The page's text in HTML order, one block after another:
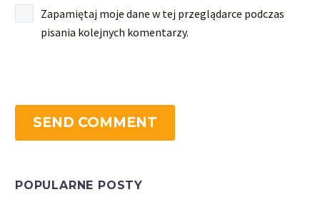
Zapamiętaj moje dane w tej przeglądarce podczas
pisania kolejnych komentarzy.
SEND COMMENT
POPULARNE POSTY